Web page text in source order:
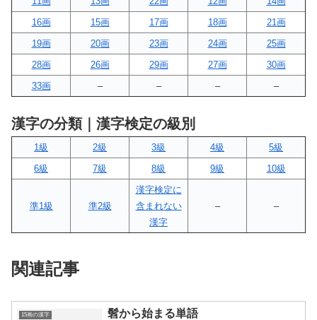
16画
15画 17画 18画
21画
19画
20画 23画 24画
25画
28画
26画 29画 27画
30画
33画
– – – –
漢字の分類｜漢字検定の級別
1級 2級 3級 4級
5級
6級
7級 8級 9級 10級
準1級 準2級
漢字検定に
含まれない
漢字
– –
関連記事
15画の漢字 髫から始まる単語